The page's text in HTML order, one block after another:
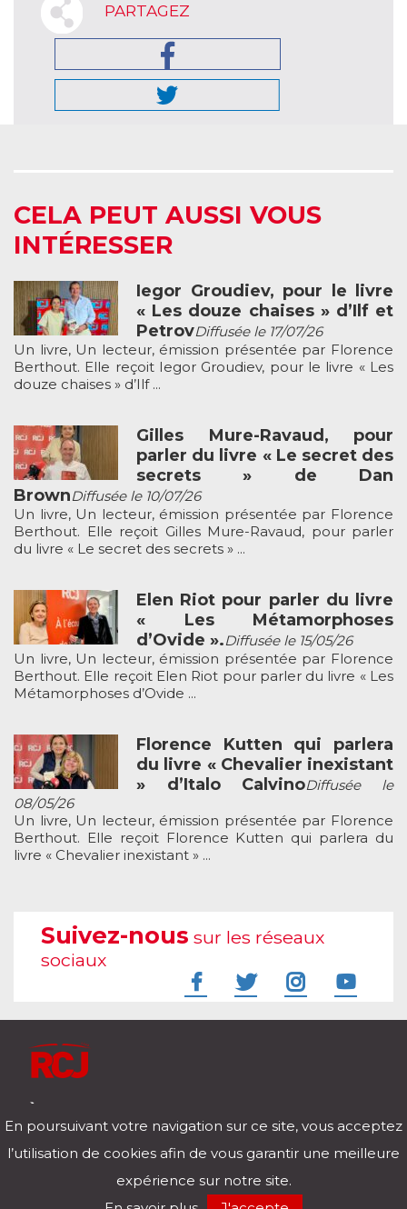
PARTAGEZ
CELA PEUT AUSSI VOUS
INTÉRESSER
Iegor Groudiev, pour le livre
« Les douze chaises » d’Ilf et
PetrovDiffusée le 17/07/26
Un livre, Un lecteur, émission présentée par Florence
Berthout. Elle reçoit Iegor Groudiev, pour le livre « Les
douze chaises » d’Ilf ...
Gilles Mure-Ravaud, pour
parler du livre « Le secret des
secrets » de Dan
BrownDiffusée le 10/07/26
Un livre, Un lecteur, émission présentée par Florence
Berthout. Elle reçoit Gilles Mure-Ravaud, pour parler
du livre « Le secret des secrets » ...
Elen Riot pour parler du livre
« Les Métamorphoses
d’Ovide ».Diffusée le 15/05/26
Un livre, Un lecteur, émission présentée par Florence
Berthout. Elle reçoit Elen Riot pour parler du livre « Les
Métamorphoses d’Ovide ...
Florence Kutten qui parlera
du livre « Chevalier inexistant
» d’Italo CalvinoDiffusée le
08/05/26
Un livre, Un lecteur, émission présentée par Florence
Berthout. Elle reçoit Florence Kutten qui parlera du
livre « Chevalier inexistant » ...
Suivez-nous sur les réseaux
sociaux
Télécharger notre application pour iOs et Android
En poursuivant votre navigation sur ce site, vous acceptez
l’utilisation de cookies afin de vous garantir une meilleure
expérience sur notre site.